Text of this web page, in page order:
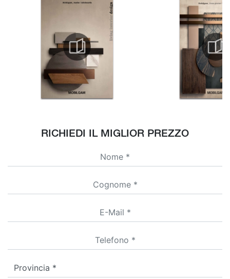
RICHIEDI IL MIGLIOR PREZZO